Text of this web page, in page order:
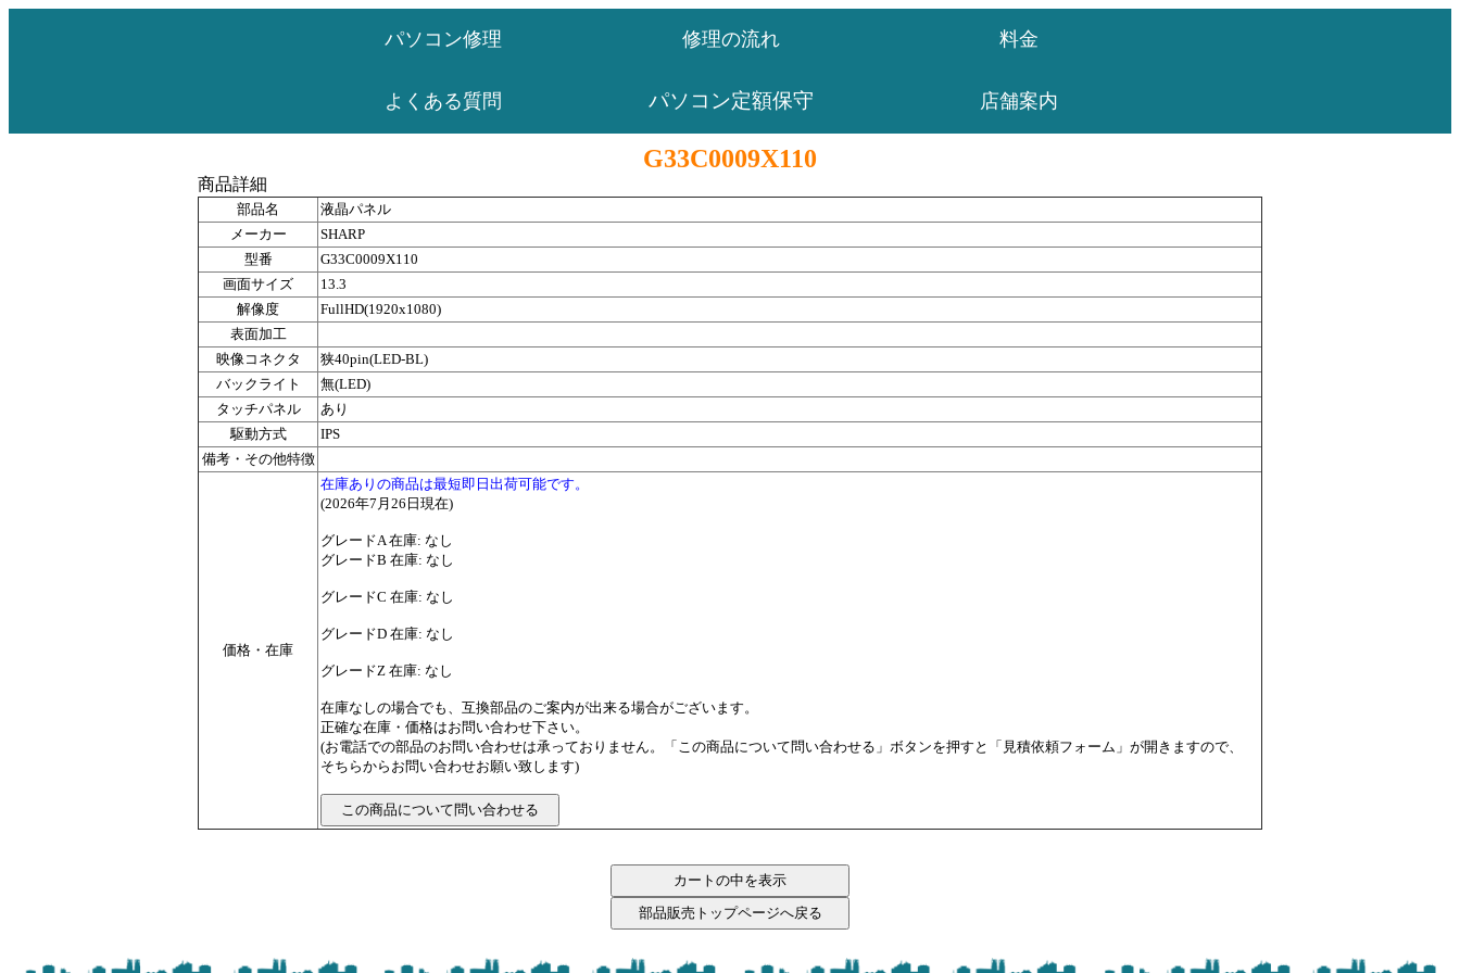
パソコン修理 修理の流れ 料金
よくある質問 パソコン定額保守 店舗案内
G33C0009X110
商品詳細
部品名
液晶パネル
メーカー
SHARP
型番
G33C0009X110
画面サイズ
13.3
解像度
FullHD(1920x1080)
表面加工
映像コネクタ
狭40pin(LED-BL)
バックライト
無(LED)
タッチパネル
あり
駆動方式
IPS
備考・その他特徴
価格・在庫
在庫ありの商品は最短即日出荷可能です。
(2026年7月26日現在)
グレードA 在庫: なし
グレードB 在庫: なし
グレードC 在庫: なし
グレードD 在庫: なし
グレードZ 在庫: なし
在庫なしの場合でも、互換部品のご案内が出来る場合がございます。
正確な在庫・価格はお問い合わせ下さい。
(お電話での部品のお問い合わせは承っておりません。「この商品について問い合わせる」ボタンを押すと「見積依頼フォーム」が開きますので、
そちらからお問い合わせお願い致します)